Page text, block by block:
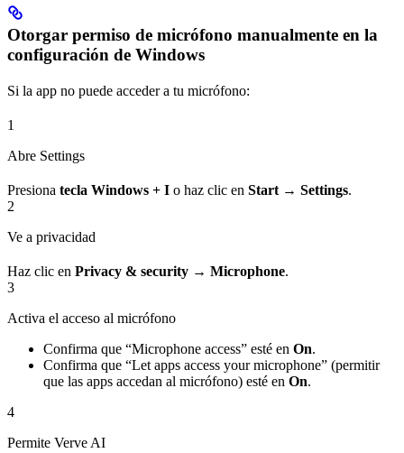
Otorgar permiso de micrófono manualmente en la
configuración de Windows
Si la app no puede acceder a tu micrófono:
1
Abre Settings
Presiona tecla Windows + I o haz clic en Start→ Settings.
2
Ve a privacidad
Haz clic en Privacy & security → Microphone.
3
Activa el acceso al micrófono
Confirma que “Microphone access” esté en On.
Confirma que “Let apps access your microphone” (permitir
que las apps accedan al micrófono) esté en On.
4
Permite Verve AI